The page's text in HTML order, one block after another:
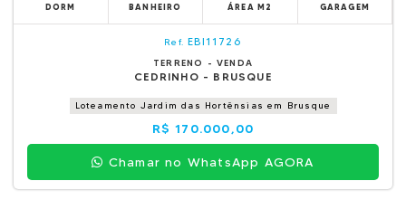
DORM BANHEIRO ÁREA M2 GARAGEM
Ref. EBI11726
TERRENO - VENDA
CEDRINHO - BRUSQUE
Loteamento Jardim das Hortênsias em Brusque
R$ 170.000,00
Chamar no WhatsApp AGORA